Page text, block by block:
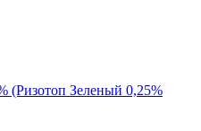
(Ризотоп Зеленый 0,25%